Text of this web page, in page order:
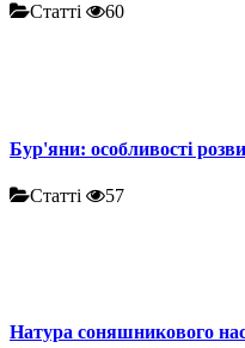
Статті 60
Бур'яни: особливості
Статті 57
Натура соняшникового